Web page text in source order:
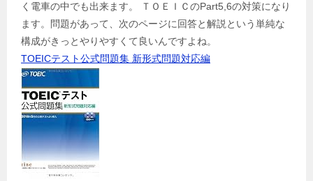
く電車の中でも出来ます。 ＴＯＥＩＣのPart5,6の対策になり
ます。問題があって、次のページに回答と解説という単純な
構成がきっとやりやすくて良いんですよね。
TOEICテスト公式問題集 新形式問題対応編